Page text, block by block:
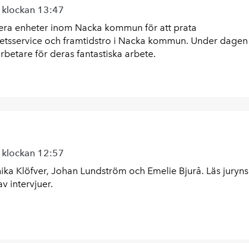
13:47
enheter inom Nacka kommun för att prata
och framtidstro i Nacka kommun. Under dagen
för deras fantastiska arbete.
12:57
Klöfver, Johan Lundström och Emelie Bjurå. Läs juryns
intervjuer.